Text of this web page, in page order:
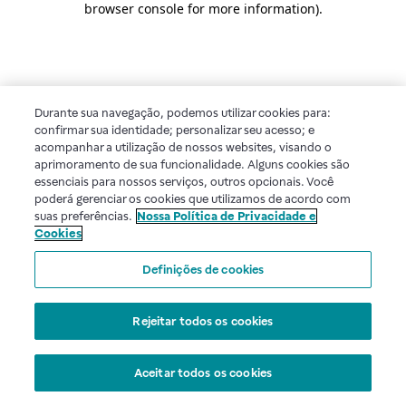
browser console for more information).
Durante sua navegação, podemos utilizar cookies para:
confirmar sua identidade; personalizar seu acesso; e
acompanhar a utilização de nossos websites, visando o
aprimoramento de sua funcionalidade. Alguns cookies são
essenciais para nossos serviços, outros opcionais. Você
poderá gerenciar os cookies que utilizamos de acordo com
suas preferências. Nossa Política de Privacidade e
Cookies
Definições de cookies
Rejeitar todos os cookies
Aceitar todos os cookies